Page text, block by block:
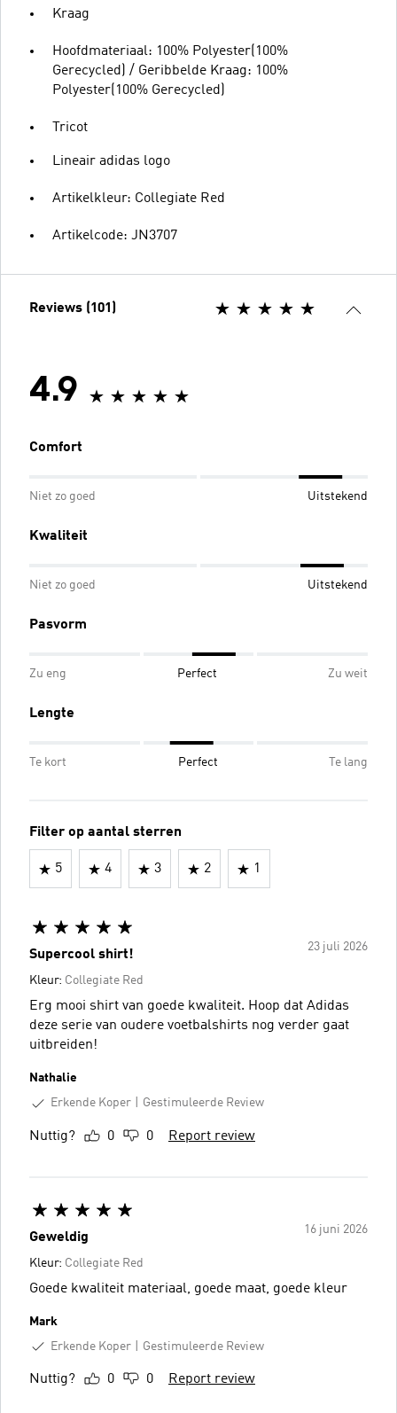
Kraag
Hoofdmateriaal: 100% Polyester(100%
Gerecycled) / Geribbelde Kraag: 100%
Polyester(100% Gerecycled)
Tricot
Lineair adidas logo
Artikelkleur: Collegiate Red
Artikelcode: JN3707
Reviews (101)
4.9
Comfort
Niet zo goed Uitstekend
Kwaliteit
Niet zo goed Uitstekend
Pasvorm
Zu eng Perfect Zu weit
Lengte
Te kort Perfect Te lang
Filter op aantal sterren
5 4 3 2 1
23 juli 2026
Supercool shirt!
Kleur: Collegiate Red
Erg mooi shirt van goede kwaliteit. Hoop dat Adidas
deze serie van oudere voetbalshirts nog verder gaat
uitbreiden!
Nathalie
Erkende Koper
Gestimuleerde Review
Nuttig? 0 0 Report review
16 juni 2026
Geweldig
Kleur: Collegiate Red
Goede kwaliteit materiaal, goede maat, goede kleur
Mark
Erkende Koper
Gestimuleerde Review
Nuttig? 0 0 Report review